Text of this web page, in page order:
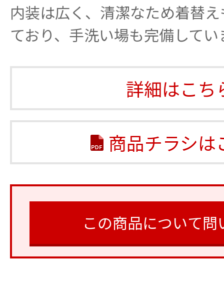
内装は広く、清潔なため着替
ており、手洗い場も完備してい
詳細はこち
商品チラシは
この商品について